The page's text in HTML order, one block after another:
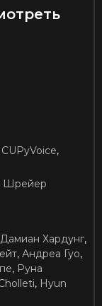
CUPyVoice,
Шрейер
Дамиан Хардунг,
, Андреа Гуо,
, Руна
, Hyun